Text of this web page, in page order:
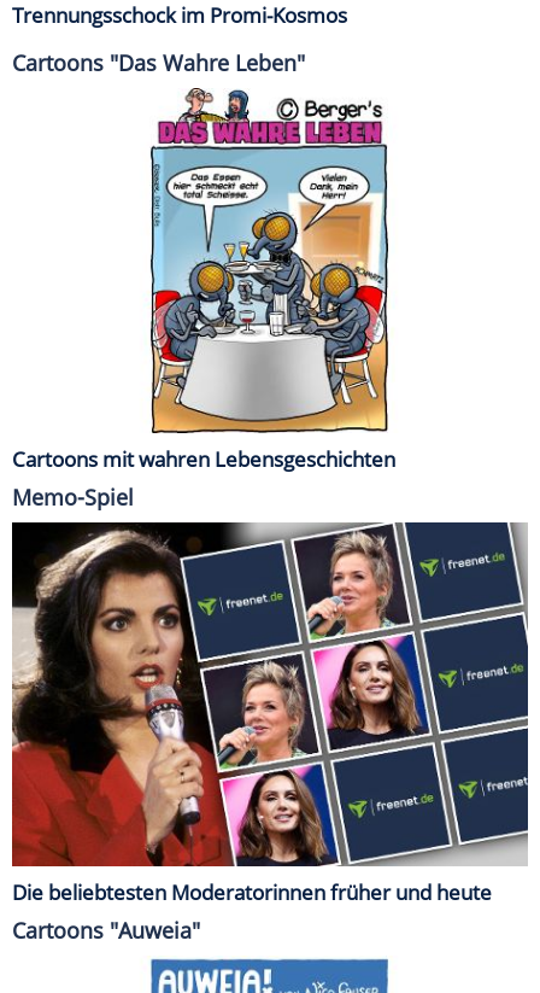
Trennungsschock im Promi-Kosmos
Cartoons "Das Wahre Leben"
Cartoons mit wahren Lebensgeschichten
Memo-Spiel
Die beliebtesten Moderatorinnen früher und heute
Cartoons "Auweia"